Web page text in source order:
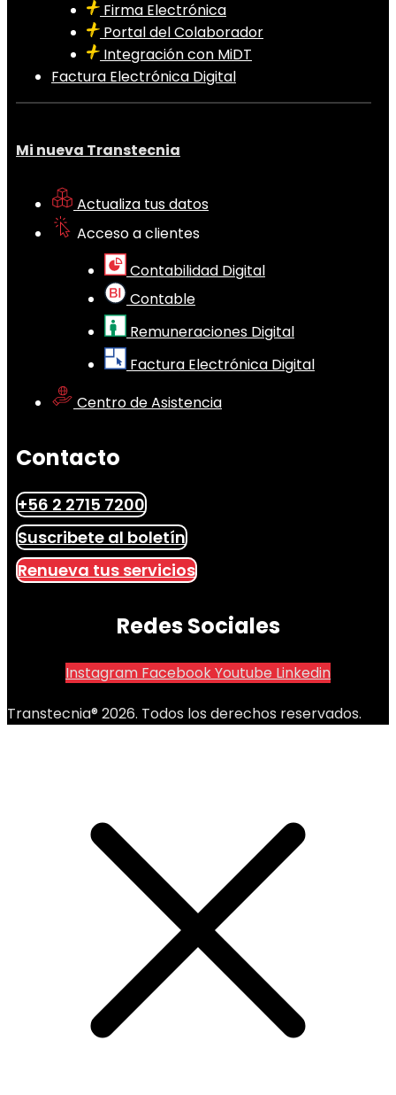
Firma Electrónica
Portal del Colaborador
Integración con MiDT
Factura Electrónica Digital
Mi nueva Transtecnia
Actualiza tus datos
Acceso a clientes
Contabilidad Digital
Contable
Remuneraciones Digital
Factura Electrónica Digital
Centro de Asistencia
Contacto
+56 2 2715 7200
Suscribete al boletín
Renueva tus servicios
Redes Sociales
Instagram FacebookYoutube Linkedin
Transtecnia® 2026. Todos los derechos reservados.